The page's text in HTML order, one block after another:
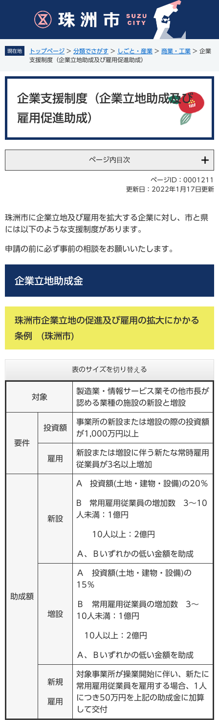
先
頭
す
を
飛
し
現在地 トップページ > 分類でさがす > しごと・産業 > 商業・工業 > 企業
支援制度（企業立地助成及び雇用促進助成）
企業支援制度（企業立地助成及び
雇用促進助成）
ページ内目次
ページID：0001211
更新日：2022年1月17日更新
珠洲市に企業立地及び雇用を拡大する企業に対し、市と県
には以下のような支援制度があります。
申請の前に必ず事前の相談をお願いいたします。
企業立地助成金
珠洲市企業立地の促進及び雇用の拡大にかかる
条例 (珠洲市)
表のサイズを切り替える
対象
製造業・情報サービス業その他市長が
認める業種の施設の新設と増設
要件
投資額
事業所の新設または増設の際の投資額
が1,000万円以上
雇用
新設または増設に伴う新たな常時雇用
従業員が3名以上増加
助成額
新設
A 投資額(土地・建物・設備)の20％
B 常用雇用従業員の増加数 3～10
人未満：1億円
10人以上：2億円
Ａ、Ｂいずれかの低い金額を助成
増設
Ａ 投資額(土地・建物・設備)の
15％
Ｂ 常用雇用従業員の増加数 3～
10人未満：1億円
10人以上：2億円
Ａ、Ｂいずれかの低い金額を助成
新規
雇用
対象事業所が操業開始に伴い、新たに
常用雇用従業員を雇用する場合、1人
につき50万円を上記の助成金に加算
して交付